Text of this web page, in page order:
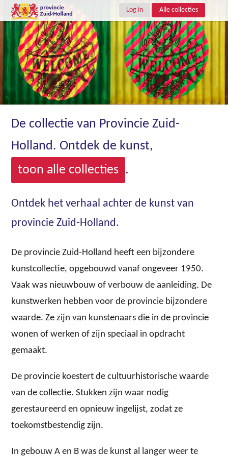
Log in Alle collecties
De collectie van Provincie Zuid-
Holland. Ontdek de kunst,
toon alle collecties .
Ontdek het verhaal achter de kunst van
provincie Zuid-Holland.
De provincie Zuid-Holland heeft een bijzondere
kunstcollectie, opgebouwd vanaf ongeveer 1950.
Vaak was nieuwbouw of verbouw de aanleiding. De
kunstwerken hebben voor de provincie bijzondere
waarde. Ze zijn van kunstenaars die in de provincie
wonen of werken of zijn speciaal in opdracht
gemaakt.
De provincie koestert de cultuurhistorische waarde
van de collectie. Stukken zijn waar nodig
gerestaureerd en opnieuw ingelijst, zodat ze
toekomstbestendig zijn.
In gebouw A en B was de kunst al langer weer te